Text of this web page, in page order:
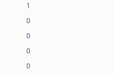
1
0
0
0
0